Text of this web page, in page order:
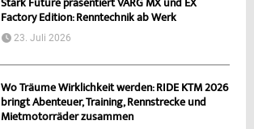
Stark Future präsentiert VARG MX und EX
Factory Edition: Renntechnik ab Werk
23. Juli 2026
Wo Träume Wirklichkeit werden: RIDE KTM 2026
bringt Abenteuer, Training, Rennstrecke und
Mietmotorräder zusammen